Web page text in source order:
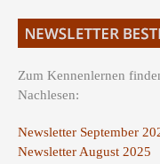
Zum Kennenlernen
Nachlesen:
Newsletter September
Newsletter August 2025